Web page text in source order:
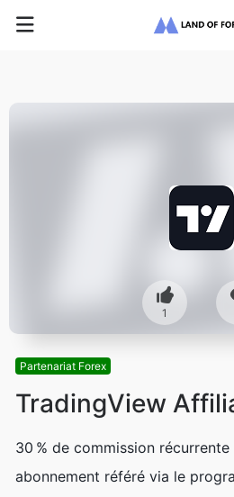
1
Partenariat Forex
TradingView
30 % de commission
abonnement référé via le